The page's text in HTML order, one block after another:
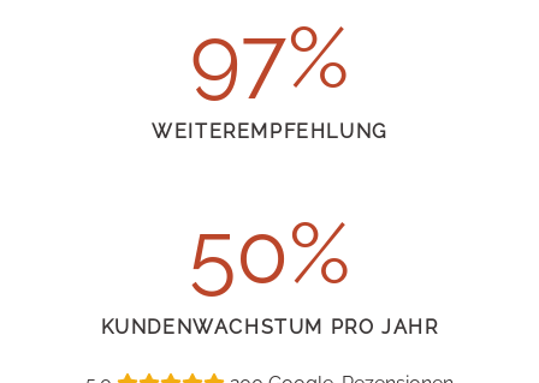
97
WEITEREMPFEHLUNG
50
KUNDENWACHSTUM PRO JAHR